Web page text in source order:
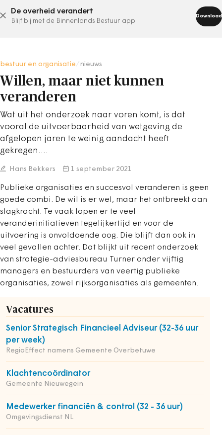
De overheid verandert
Blijf bij met de Binnenlands Bestuur app
Download
abonneer nu
bestuur en organisatie nieuws
Willen, maar niet kunnen
veranderen
Wat uit het onderzoek naar voren komt, is dat
vooral de uitvoerbaarheid van wetgeving de
afgelopen jaren te weinig aandacht heeft
gekregen.…
Hans Bekkers 1 september 2021
Publieke organisaties en succesvol veranderen is geen
goede combi. De wil is er wel, maar het ontbreekt aan
slagkracht. Te vaak lopen er te veel
veranderinitiatieven tegelijkertijd en voor de
uitvoering is onvoldoende oog. Die blijft dan ook in
veel gevallen achter. Dat blijkt uit recent onderzoek
van strategie-adviesbureau Turner onder vijftig
managers en bestuurders van veertig publieke
organisaties, zowel rijksorganisaties als gemeenten.
Vacatures
Senior Strategisch Financieel Adviseur (32-36 uur
per week)
RegioEffect namens Gemeente Overbetuwe
Klachtencoördinator
Gemeente Nieuwegein
Medewerker financiën & control (32 - 36 uur)
Omgevingsdienst NL